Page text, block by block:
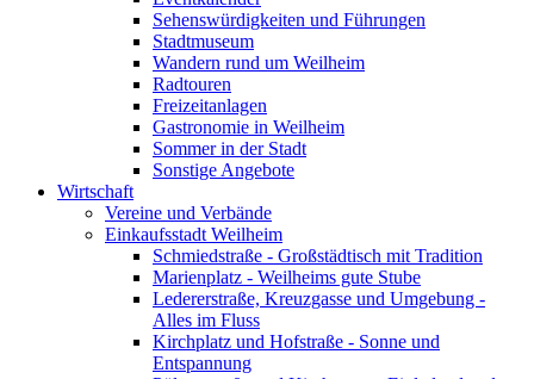
Sehenswürdigkeiten und Führungen
Stadtmuseum
Wandern rund um Weilheim
Radtouren
Freizeitanlagen
Gastronomie in Weilheim
Sommer in der Stadt
Sonstige Angebote
Wirtschaft
Vereine und Verbände
Einkaufsstadt Weilheim
Schmiedstraße - Großstädtisch mit Tradition
Marienplatz - Weilheims gute Stube
Ledererstraße, Kreuzgasse und Umgebung -
Alles im Fluss
Kirchplatz und Hofstraße - Sonne und
Entspannung